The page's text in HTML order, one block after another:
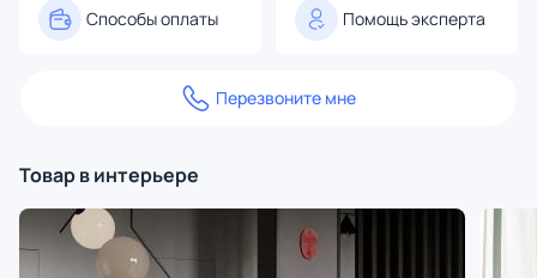
Способы оплаты Помощь эксперта
Перезвоните мне
Товар в интерьере